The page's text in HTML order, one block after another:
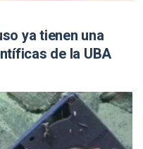
ya tienen una
de la UBA